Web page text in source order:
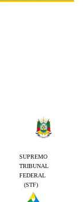
SUPREMO
TRIBUNAL
FEDERAL
(STF)